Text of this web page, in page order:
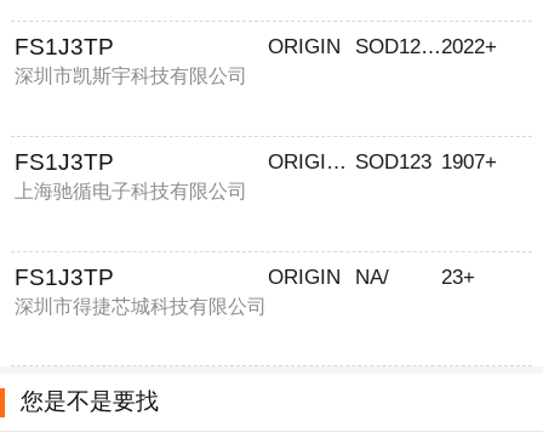
FS1J3TP
深圳市凯斯宇科技有限公司
ORIGIN SOD12062022+
FS1J3TP
上海驰循电子科技有限公司
ORIGIN/ELNAF SOD123 1907+
FS1J3TP
深圳市得捷芯城科技有限公司
ORIGIN NA/ 23+
您是不是要找